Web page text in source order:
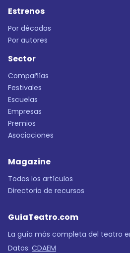
Estrenos
Por décadas
Por autores
Sector
Compañías
Festivales
Escuelas
Empresas
Premios
Asociaciones
Magazine
Todos los artículos
Directorio de recursos
GuiaTeatro.com
La guía más completa del teatro
Datos: CDAEM